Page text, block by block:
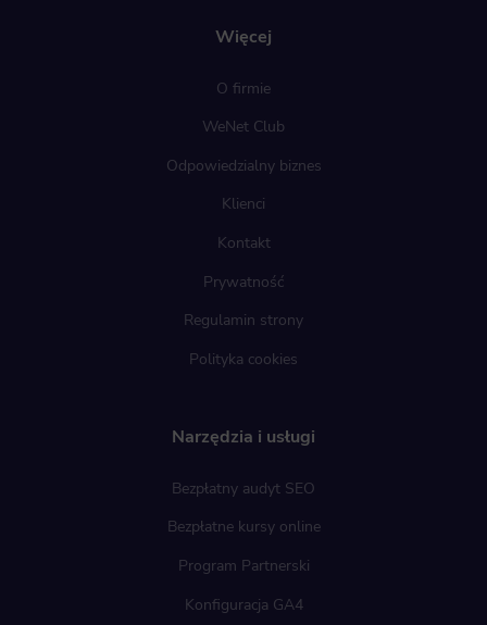
Więcej
O firmie
WeNet Club
Odpowiedzialny biznes
Klienci
Kontakt
Prywatność
Regulamin strony
Polityka cookies
Narzędzia i usługi
Bezpłatny audyt SEO
Bezpłatne kursy online
Program Partnerski
Konfiguracja GA4